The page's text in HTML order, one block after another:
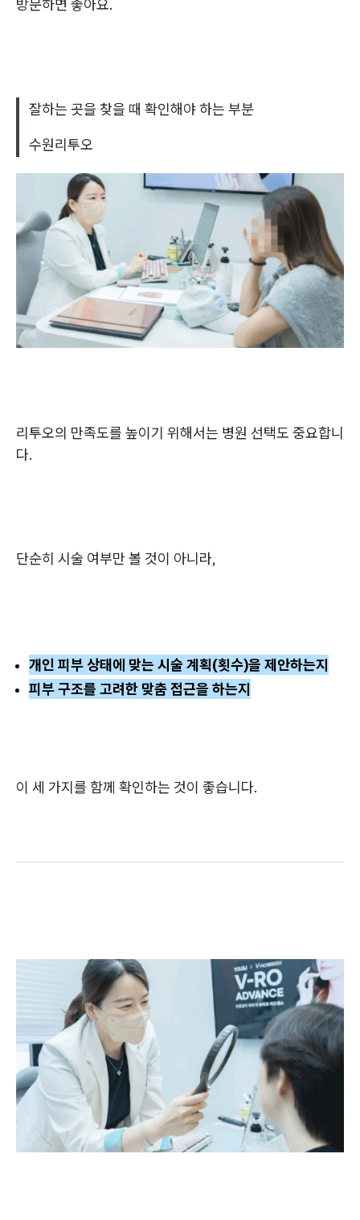
방문하면 좋아요.
잘하는 곳을 찾을 때 확인해야 하는 부분
수원리투오
리투오의 만족도를 높이기 위해서는 병원 선택도 중요합니
다.
단순히 시술 여부만 볼 것이 아니라,
개인 피부 상태에 맞는 시술 계획(횟수)을 제안하는지
피부 구조를 고려한 맞춤 접근을 하는지
이 세 가지를 함께 확인하는 것이 좋습니다.